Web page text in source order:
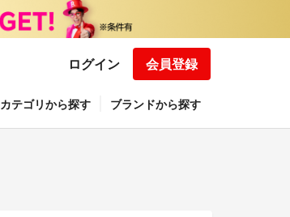
ログイン 会員登録
カテゴリから探す ブランドから探す